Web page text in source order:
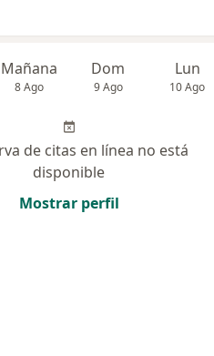
Mañana
8 Ago
Dom
9 Ago
Lun
10 Ago
de citas en línea no está
disponible
Mostrar perfil